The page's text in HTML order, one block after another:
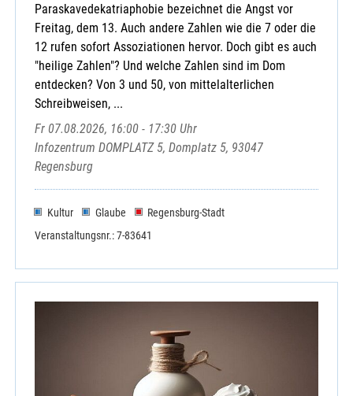
Paraskavedekatriaphobie bezeichnet die Angst vor
Freitag, dem 13. Auch andere Zahlen wie die 7 oder die
12 rufen sofort Assoziationen hervor. Doch gibt es auch
"heilige Zahlen"? Und welche Zahlen sind im Dom
entdecken? Von 3 und 50, von mittelalterlichen
Schreibweisen, ...
Fr 07.08.2026, 16:00 - 17:30 Uhr
Infozentrum DOMPLATZ 5, Domplatz 5, 93047
Regensburg
Kultur Glaube
Regensburg-Stadt
Veranstaltungsnr.: 7-83641